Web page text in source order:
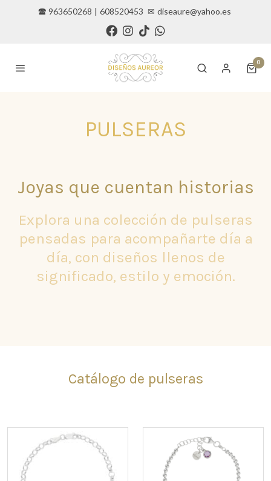
🕿 963650268 | 608520453 ✉ diseaure@yahoo.es
0
PULSERAS
Joyas que cuentan historias
Explora una colección de pulseras
pensadas para acompañarte día a
día, con diseños llenos de
significado, estilo y emoción.
Catálogo de pulseras